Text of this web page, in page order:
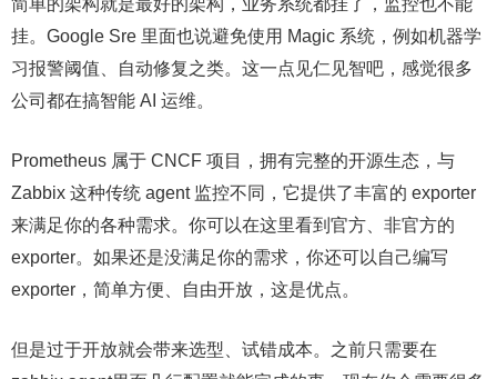
简单的架构就是最好的架构，业务系统都挂了，监控也不能
挂。Google Sre 里面也说避免使用 Magic 系统，例如机器学
习报警阈值、自动修复之类。这一点见仁见智吧，感觉很多
公司都在搞智能 AI 运维。
Prometheus 属于 CNCF 项目，拥有完整的开源生态，与
Zabbix 这种传统 agent 监控不同，它提供了丰富的 exporter
来满足你的各种需求。你可以在这里看到官方、非官方的
exporter。如果还是没满足你的需求，你还可以自己编写
exporter，简单方便、自由开放，这是优点。
但是过于开放就会带来选型、试错成本。之前只需要在